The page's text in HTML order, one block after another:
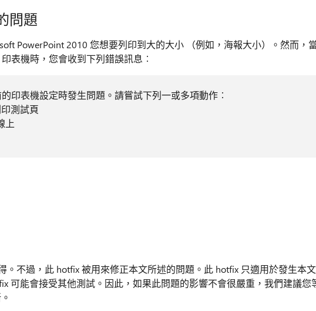
問題
PowerPoint 2010 您想要列印到大的大小 （例如，海報大小）。然而，
表機時，您會收到下列錯誤訊息︰
印表機設定時發生問題。請嘗試下列一或多項動作︰
測試頁
上
。不過，此 hotfix 被用來修正本文所述的問題。此 hotfix 只適用於發生本文
可能會接受其他測試。因此，如果此問題的影響不會很嚴重，我們建議您